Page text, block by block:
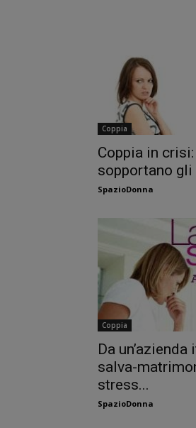
Coppia
Coppia in
sopportano
SpazioDonna
Coppia
Da
salva-
stress...
SpazioDonna